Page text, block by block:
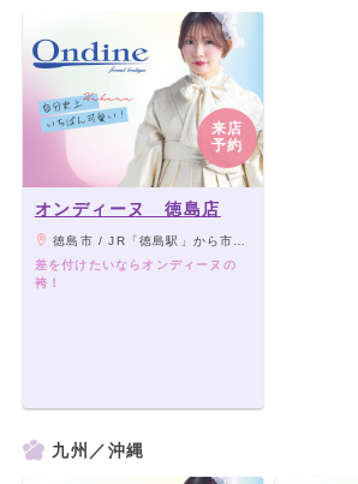
来店
予約
オンディーヌ 徳島店
徳島市 / JR「徳島駅」から市営バス東部循環線／南海フェリー線東回り「中洲大橋」下車徒歩5分 ★お車の場合：徳島中州インターから5分、イオンモール徳島から3分
差を付けたいならオンディーヌの
袴！
九州／沖縄